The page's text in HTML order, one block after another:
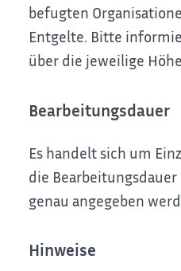
befugten
Entgelte. Bitte
über die jeweilige
Bearbeitungsdauer
Es handelt sich um
die
genau angegeben
Hinweise